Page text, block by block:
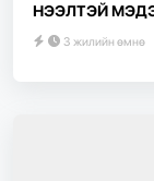
НЭЭЛТЭЙ
3 жилийн өмнө